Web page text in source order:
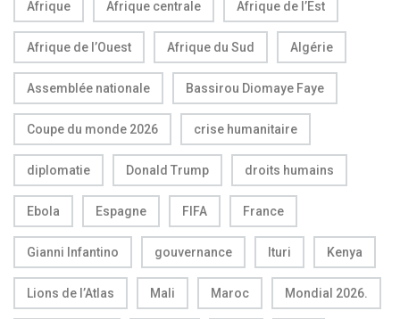
Afrique Afrique centrale Afrique de l’Est
Afrique de l’Ouest Afrique du Sud Algérie
Assemblée nationale Bassirou Diomaye Faye
Coupe du monde 2026 crise humanitaire
diplomatie Donald Trump droits humains
Ebola Espagne FIFA France
Gianni Infantino gouvernance Ituri Kenya
Lions de l’Atlas Mali Maroc Mondial 2026.